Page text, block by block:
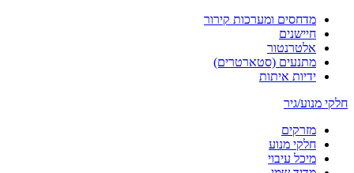
מדחסים ומערכות קירור
חיישנים
אלטרנטור
מתנעים (סטארטרים)
ידיות איתות
חלקי מנוע/גיר
מזרקים
חלקי מנוע
מיכל עיבוי